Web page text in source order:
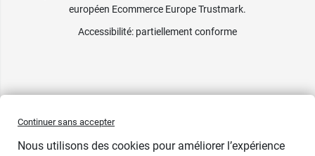
européen Ecommerce Europe Trustmark.
Accessibilité: partiellement conforme
Continuer sans accepter
Nous utilisons des cookies pour améliorer l’expérience